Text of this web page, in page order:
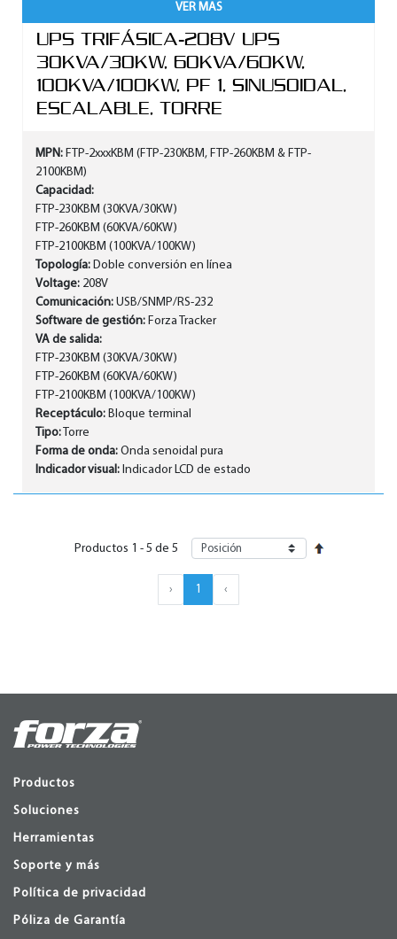
VER MAS
UPS TRIFÁSICA-208V UPS
30KVA/30KW, 60KVA/60KW,
100KVA/100KW, PF 1, SINUSOIDAL,
ESCALABLE, TORRE
MPN: FTP-2xxxKBM (FTP-230KBM, FTP-260KBM & FTP-
2100KBM)
Capacidad:
FTP-230KBM (30KVA/30KW)
FTP-260KBM (60KVA/60KW)
FTP-2100KBM (100KVA/100KW)
Topología: Doble conversión en línea
Voltage: 208V
Comunicación: USB/SNMP/RS-232
Software de gestión: Forza Tracker
VA de salida:
FTP-230KBM (30KVA/30KW)
FTP-260KBM (60KVA/60KW)
FTP-2100KBM (100KVA/100KW)
Receptáculo: Bloque terminal
Tipo: Torre
Forma de onda: Onda senoidal pura
Indicador visual: Indicador LCD de estado
Productos 1 - 5 de 5
‹
1
›
Productos
Soluciones
Herramientas
Soporte y más
Política de privacidad
Póliza de Garantía